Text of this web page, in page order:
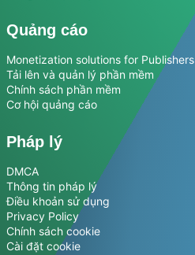
Quảng cáo
Monetization solutions for Publishers
Tải lên và quản lý phần mềm
Chính sách phần mềm
Cơ hội quảng cáo
Pháp lý
DMCA
Thông tin pháp lý
Điều khoản sử dụng
Privacy Policy
Chính sách cookie
Cài đặt cookie